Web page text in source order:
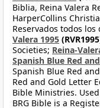
Biblia, Reina Valera
HarperCollins
Reservados todos
Valera 1995
Societies; Reina-
Spanish Blue Red
Spanish Blue Red
Red and Gold Letter
Bible Ministries.
BRG Bible is a